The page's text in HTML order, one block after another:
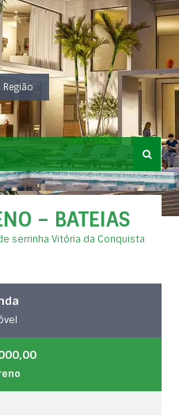
– BATEIAS
serrinha Vitória da Conquista